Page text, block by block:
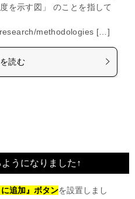
を示す図」 のことを指して
methodologies […]
読む
うになりました↑
に追加』ボタンを設置しまし